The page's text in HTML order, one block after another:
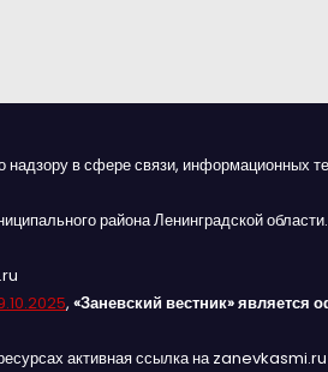
в сфере связи, информационных
района Ленинградской области.
, «Заневский вестник»
активная ссылка на zanevkasmi.ru